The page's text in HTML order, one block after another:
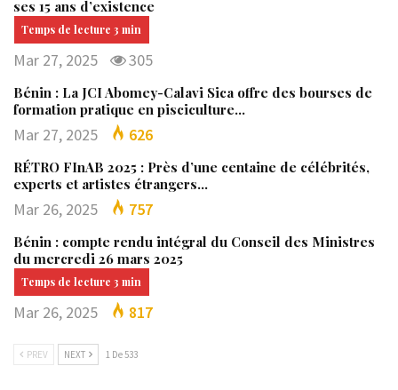
ses 15 ans d’existence
Mar 27, 2025 305
Bénin : La JCI Abomey-Calavi Sica offre des bourses de
formation pratique en pisciculture…
Mar 27, 2025 626
RÉTRO FInAB 2025 : Près d’une centaine de célébrités,
experts et artistes étrangers…
Mar 26, 2025 757
Bénin : compte rendu intégral du Conseil des Ministres
du mercredi 26 mars 2025
Mar 26, 2025 817
PREV NEXT 1 De 533